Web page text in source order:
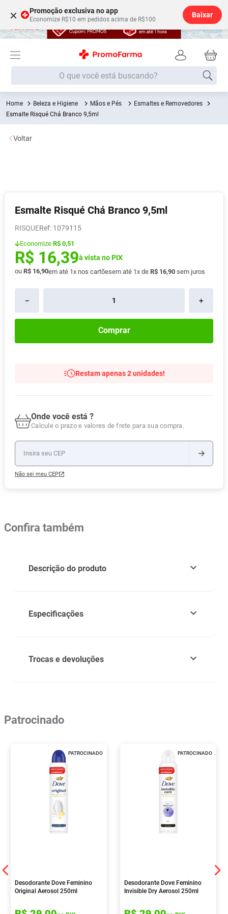
× Promoção exclusiva no app
Economize R$10 em pedidos acima de R$100
Baixar
O que você está buscando?
Beleza e Higiene Mãos e Pés
Esmaltes e Removedores
Esmalte Risqué Chá Branco 9,5ml
Esmalte Risqué Chá Branco 9,5ml
RISQUE : 1079115
Economize R$ 0,51
R$ 16,39à vista no PIX
ou R$ 16,90em até 1x nos cartõesem até 1x de R$ 16,90 sem juros
＋
－
Comprar
Restam apenas 2 unidades!
Onde você está ?
Calcule o prazo e valores de frete para sua compra.
Não sei meu CEP
Voltar
Confira também
Descrição do produto
Especificações
Trocas e devoluções
Patrocinado
PATROCINADO
Desodorante Dove Feminino
Original Aerosol 250ml
PATROCINADO
Desodorante Dove Feminino
Invisible Dry Aerosol 250ml
Termos mais buscados
1º Fralda
2
5º Fralda G
6º Desodorante
7º Shampoo
8º Absorvente
9 Pampers Confort Sec
10º Lavitan